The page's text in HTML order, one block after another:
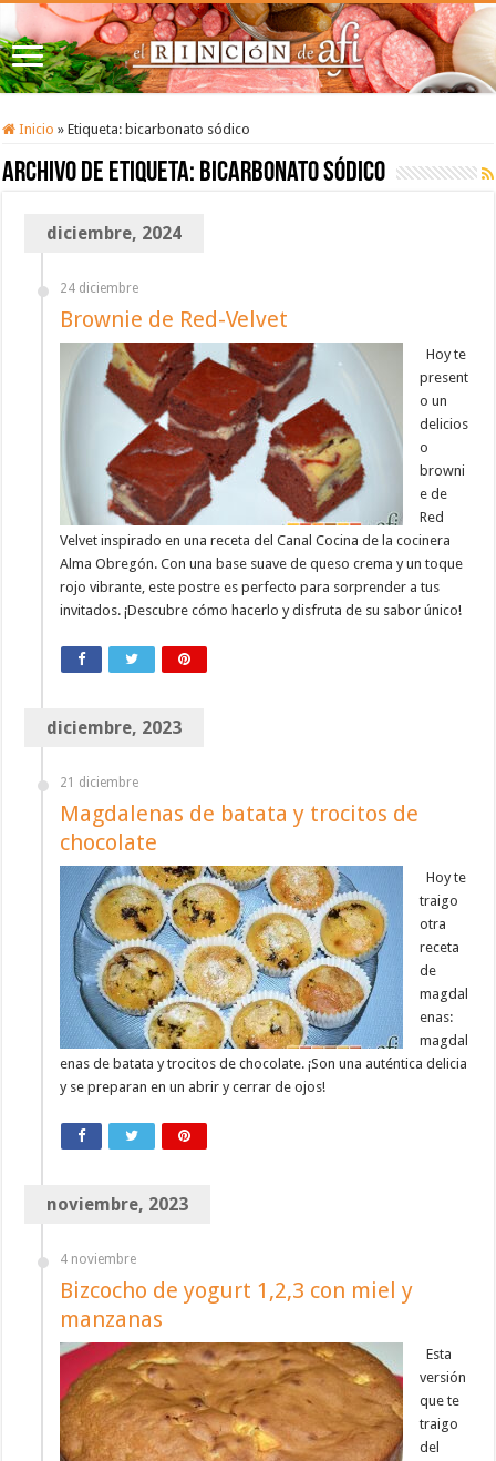
Inicio » Etiqueta: bicarbonato sódico
Archivo de etiqueta: bicarbonato sódico
diciembre, 2024
24 diciembre
Brownie de Red-Velvet
Hoy te
present
o un
delicios
o
browni
e de
Red
Velvet inspirado en una receta del Canal Cocina de la cocinera
Alma Obregón. Con una base suave de queso crema y un toque
rojo vibrante, este postre es perfecto para sorprender a tus
invitados. ¡Descubre cómo hacerlo y disfruta de su sabor único!
diciembre, 2023
21 diciembre
Magdalenas de batata y trocitos de
chocolate
Hoy te
traigo
otra
receta
de
magdal
enas:
magdal
enas de batata y trocitos de chocolate. ¡Son una auténtica delicia
y se preparan en un abrir y cerrar de ojos!
noviembre, 2023
4 noviembre
Bizcocho de yogurt 1,2,3 con miel y
manzanas
Esta
versión
que te
traigo
del